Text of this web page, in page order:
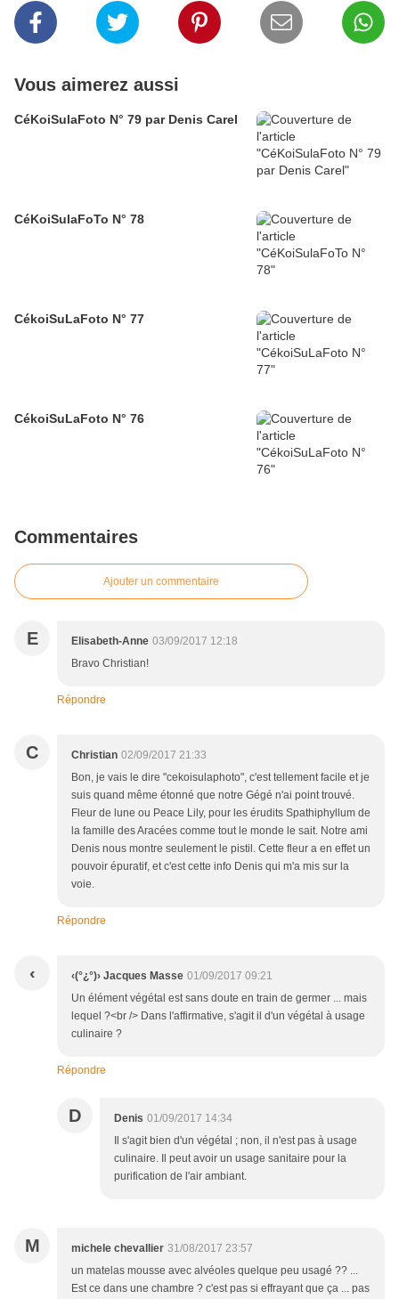
Vous aimerez aussi
CéKoiSulaFoto N° 79 par Denis Carel
CéKoiSulaFoTo N° 78
CékoiSuLaFoto N° 77
CékoiSuLaFoto N° 76
Commentaires
Ajouter un commentaire
E Elisabeth-Anne 03/09/2017 12:18
Bravo Christian!
Répondre
C Christian 02/09/2017 21:33
Bon, je vais le dire "cekoisulaphoto", c'est tellement facile et je
suis quand même étonné que notre Gégé n'ai point trouvé.
Fleur de lune ou Peace Lily, pour les érudits Spathiphyllum de
la famille des Aracées comme tout le monde le sait. Notre ami
Denis nous montre seulement le pistil. Cette fleur a en effet un
pouvoir épuratif, et c'est cette info Denis qui m'a mis sur la
voie.
Répondre
‹ ‹(°¿°)› Jacques Masse 01/09/2017 09:21
Un élément végétal est sans doute en train de germer ... mais
lequel ?<br /> Dans l'affirmative, s'agit il d'un végétal à usage
culinaire ?
Répondre
D Denis 01/09/2017 14:34
Il s'agit bien d'un végétal ; non, il n'est pas à usage
culinaire. Il peut avoir un usage sanitaire pour la
purification de l'air ambiant.
M michele chevallier 31/08/2017 23:57
un matelas mousse avec alvéoles quelque peu usagé ?? ...
Est ce dans une chambre ? c'est pas si effrayant que ça ... pas